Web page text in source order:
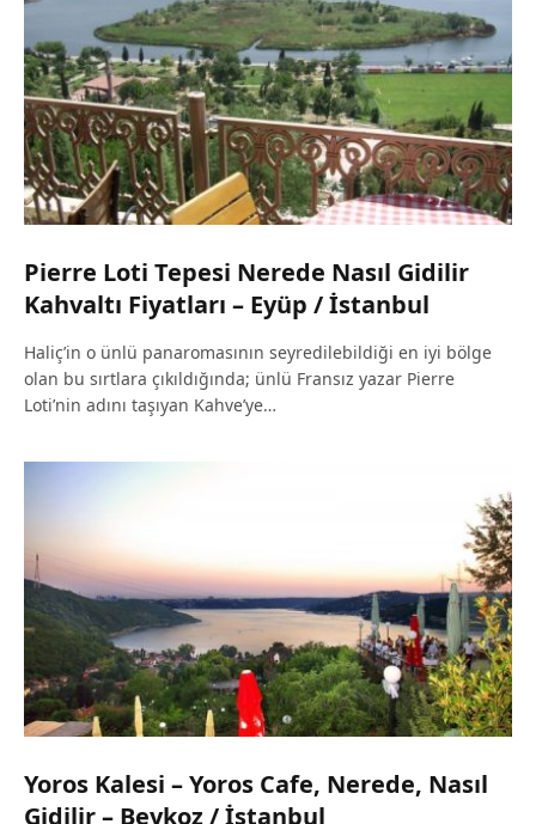
Pierre Loti Tepesi Nerede Nasıl Gidilir
Kahvaltı Fiyatları – Eyüp / İstanbul
Haliç’in o ünlü panaromasının seyredilebildiği en iyi bölge
olan bu sırtlara çıkıldığında; ünlü Fransız yazar Pierre
Loti’nin adını taşıyan Kahve’ye…
Yoros Kalesi – Yoros Cafe, Nerede, Nasıl
Gidilir – Beykoz / İstanbul